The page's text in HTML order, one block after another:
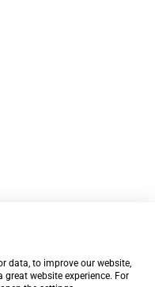
data, to improve our website,
website experience. For